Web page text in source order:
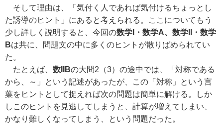
そして理由は、「気付く人であれば気付けるちょっとし
た誘導のヒント」にあると考えられる。ここについてもう
少し詳しく説明すると、今回の数学I・数学A、数学II・数学
Bは共に、問題文の中に多くのヒントが散りばめられてい
た。
たとえば、 数IIBの大問2（3）の途中では、「対称である
から、～」という記述があったが、この「対称」という言
葉をヒントとして捉えれば次の問題は簡単に解ける。しか
しこのヒントを見逃してしまうと、計算が増えてしまい、
かなり難しくなってしまう、という問題だった。